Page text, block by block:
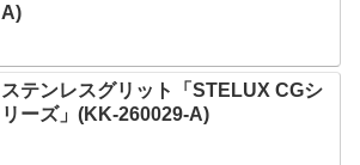
A)
ステンレスグリット「STELUX CGシ
リーズ」(KK-260029-A)